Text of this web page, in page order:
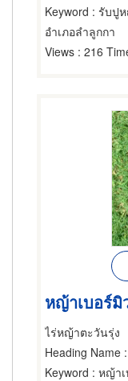
Keyword : รับปู
อำเภอลำลูกกา
Views : 216
หญ้าเบอร์มิ
ไร่หญ้าตะวันรุ่ง
Heading Name
Keyword : หญ้า